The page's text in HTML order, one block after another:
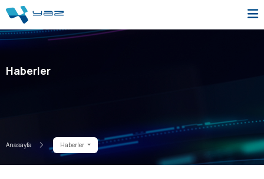
Haberler
Anasayfa Haberler